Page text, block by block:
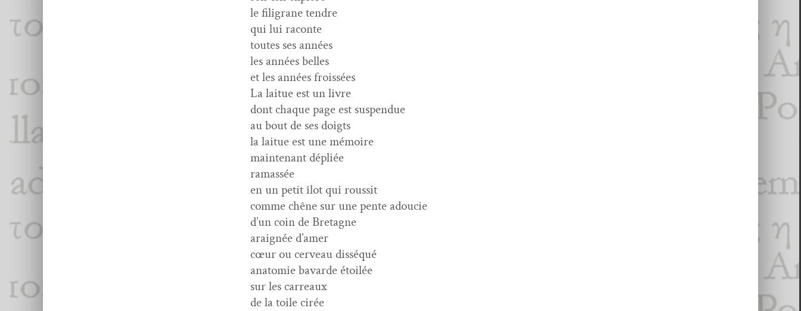
le fil­igrane tendre
qui lui raconte
toutes ses années
les années belles
et les années froissées
La laitue est un livre
dont chaque page est suspendue
au bout de ses doigts
la laitue est une mémoire
main­tenant dépliée
ramassée
en un petit îlot qui roussit
comme chêne sur une pente adoucie
d’un coin de Bretagne
araignée d’amer
cœur ou cerveau disséqué
anatomie bavarde étoilée
sur les carreaux
de la toile cirée